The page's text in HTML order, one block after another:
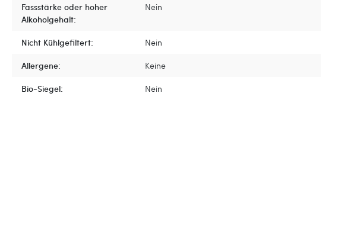
Fassstärke oder hoher
Alkoholgehalt:
Nein
Nicht Kühlgefiltert:
Nein
Allergene:
Keine
Bio-Siegel:
Nein